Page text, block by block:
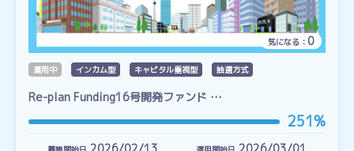
気になる： 0
運用中 インカム型 キャピタル重視型 抽選方式
Re-plan Funding16号開発ファンド …
251%